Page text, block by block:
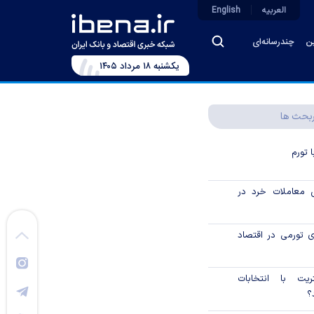
چندرسانه‌ای
العربیه English
يکشنبه ۱۸ مرداد ۱۴۰۵
ها
تورم
معاملات خرد در
تورمی در اقتصاد
با انتخابات